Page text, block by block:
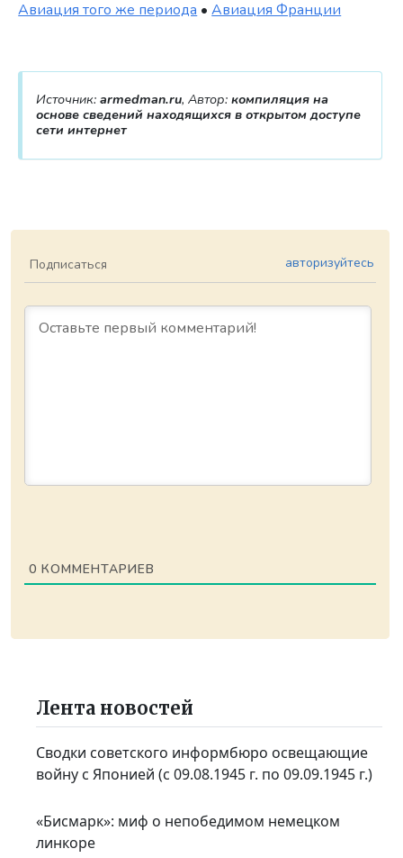
Авиация того же периода •Авиация Франции
Источник: armedman.ru, Автор: компиляция на
основе сведений находящихся в открытом доступе
сети интернет
Подписаться авторизуйтесь
0 КОММЕНТАРИЕВ
Лента новостей
Сводки советского информбюро освещающие
войну с Японией (с 09.08.1945 г. по 09.09.1945 г.)
«Бисмарк»: миф о непобедимом немецком
линкоре